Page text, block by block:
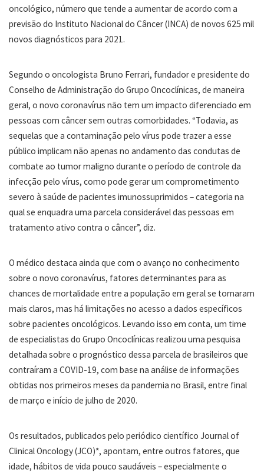
oncológico, número que tende a aumentar de acordo com a
previsão do Instituto Nacional do Câncer (INCA) de novos 625 mil
novos diagnósticos para 2021.
Segundo o oncologista Bruno Ferrari, fundador e presidente do
Conselho de Administração do Grupo Oncoclínicas, de maneira
geral, o novo coronavírus não tem um impacto diferenciado em
pessoas com câncer sem outras comorbidades. “Todavia, as
sequelas que a contaminação pelo vírus pode trazer a esse
público implicam não apenas no andamento das condutas de
combate ao tumor maligno durante o período de controle da
infecção pelo vírus, como pode gerar um comprometimento
severo à saúde de pacientes imunossuprimidos – categoria na
qual se enquadra uma parcela considerável das pessoas em
tratamento ativo contra o câncer”, diz.
O médico destaca ainda que com o avanço no conhecimento
sobre o novo coronavírus, fatores determinantes para as
chances de mortalidade entre a população em geral se tornaram
mais claros, mas há limitações no acesso a dados específicos
sobre pacientes oncológicos. Levando isso em conta, um time
de especialistas do Grupo Oncoclínicas realizou uma pesquisa
detalhada sobre o prognóstico dessa parcela de brasileiros que
contraíram a COVID-19, com base na análise de informações
obtidas nos primeiros meses da pandemia no Brasil, entre final
de março e início de julho de 2020.
Os resultados, publicados pelo periódico científico Journal of
Clinical Oncology (JCO)*, apontam, entre outros fatores, que
idade, hábitos de vida pouco saudáveis – especialmente o